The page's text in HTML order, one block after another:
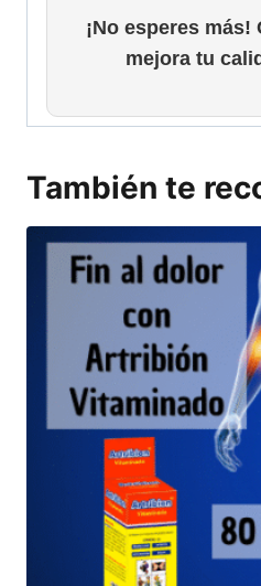
¡No esperes
mejora tu
También te